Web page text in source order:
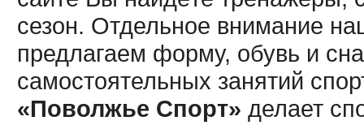
сезон. Отдельное внимание
предлагаем форму, обувь и
самостоятельных занятий
«Поволжье Спорт» делает